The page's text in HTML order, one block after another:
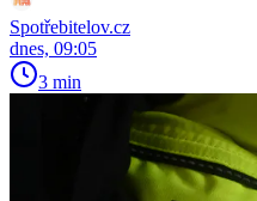
Spotřebitelov.cz
dnes, 09:05
3 min